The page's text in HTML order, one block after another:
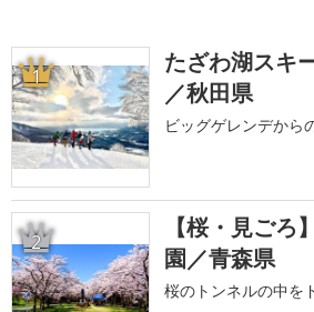
1
たざわ湖スキ
／秋田県
ビッグゲレンデから
2
【桜・見ごろ
園／青森県
桜のトンネルの中を